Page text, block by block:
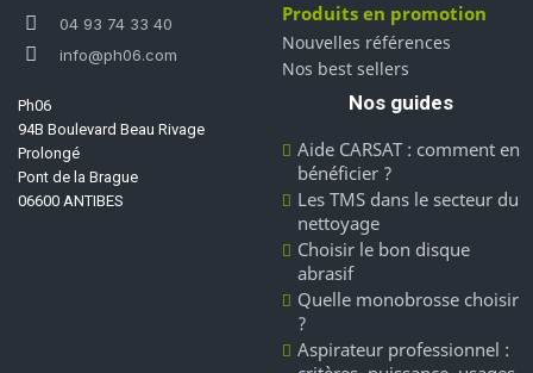
04 93 74 33 40
info@ph06.com
Ph06
94B Boulevard Beau Rivage
Prolongé
Pont de la Brague
06600 ANTIBES
Produits en promotion
Nouvelles références
Nos best sellers
Nos guides
Aide CARSAT : comment en
bénéficier ?
Les TMS dans le secteur du
nettoyage
Choisir le bon disque
abrasif
Quelle monobrosse choisir
?
Aspirateur professionnel :